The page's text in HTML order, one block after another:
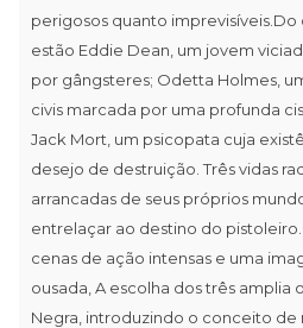
perigosos quanto
estão Eddie Dean, um jovem
por gângsteres; Odetta Holmes,
civis marcada por uma profunda
Jack Mort, um psicopata cuja
desejo de destruição. Três vidas
arrancadas de seus próprios
entrelaçar ao destino do
cenas de ação intensas e uma
ousada, A escolha dos três amplia
Negra, introduzindo o conceito de